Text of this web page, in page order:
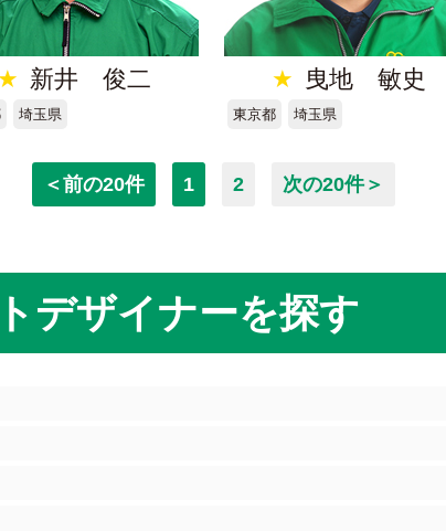
新井 俊二
埼玉県
★ 曳地 敏史
東京都 埼玉県
＜前の20件 1 2 次の20件＞
デザイナーを探す